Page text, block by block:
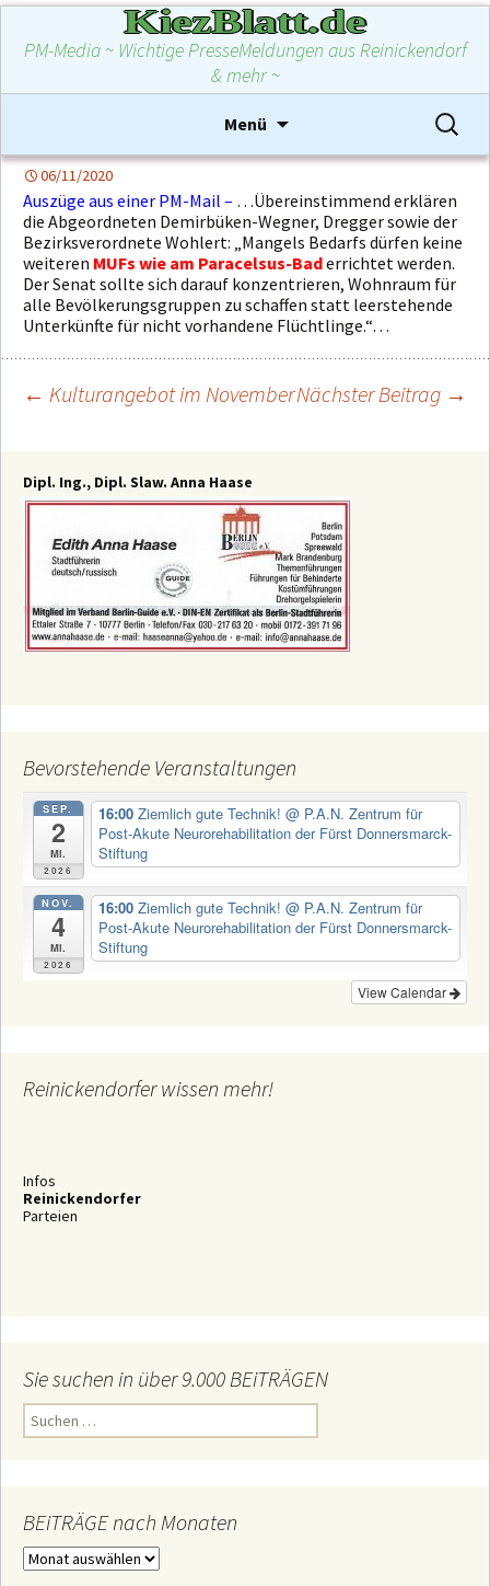
KiezBlatt.de
PM-Media ~ Wichtige PresseMeldungen aus Reinickendorf
& mehr ~
Menü
springen
Suchen
nach:
06/11/2020
Auszüge aus einer PM-Mail – …Übereinstimmend erklären
die Abgeordneten Demirbüken-Wegner, Dregger sowie der
Bezirksverordnete Wohlert: „Mangels Bedarfs dürfen keine
weiteren MUFs wie am Paracelsus-Baderrichtet werden.
Der Senat sollte sich darauf konzentrieren, Wohnraum für
alle Bevölkerungsgruppen zu schaffen statt leerstehende
Unterkünfte für nicht vorhandene Flüchtlinge.“…
← Kulturangebot im NovemberNächster Beitrag →
Dipl. Ing., Dipl. Slaw. Anna Haase
Bevorstehende Veranstaltungen
SEP.
2
Mi.
2026
16:00 Ziemlich gute Technik! @ P.A.N. Zentrum für
Post-Akute Neurorehabilitation der Fürst Donnersmarck-
Stiftung
NOV.
4
Mi.
2026
16:00 Ziemlich gute Technik! @ P.A.N. Zentrum für
Post-Akute Neurorehabilitation der Fürst Donnersmarck-
Stiftung
View Calendar
Reinickendorfer wissen mehr!
Infos
Reinickendorfer
Parteien
Sie suchen in über 9.000 BEiTRÄGEN
n
a
c
h
BEiTRÄGE nach Monaten
B
E